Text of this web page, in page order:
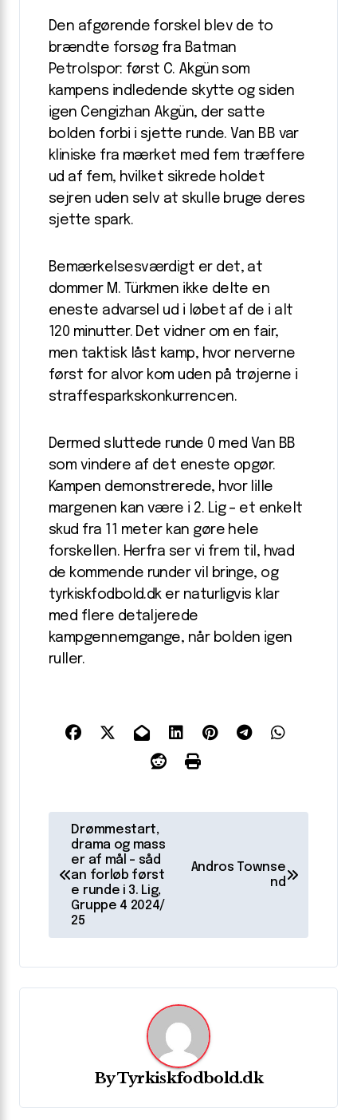
Den afgørende forskel blev de to
brændte forsøg fra Batman
Petrolspor: først C. Akgün som
kampens indledende skytte og siden
igen Cengizhan Akgün, der satte
bolden forbi i sjette runde. Van BB var
kliniske fra mærket med fem træffere
ud af fem, hvilket sikrede holdet
sejren uden selv at skulle bruge deres
sjette spark.
Bemærkelsesværdigt er det, at
dommer M. Türkmen ikke delte en
eneste advarsel ud i løbet af de i alt
120 minutter. Det vidner om en fair,
men taktisk låst kamp, hvor nerverne
først for alvor kom uden på trøjerne i
straffesparkskonkurrencen.
Dermed sluttede runde 0 med Van BB
som vindere af det eneste opgør.
Kampen demonstrerede, hvor lille
margenen kan være i 2. Lig – et enkelt
skud fra 11 meter kan gøre hele
forskellen. Herfra ser vi frem til, hvad
de kommende runder vil bringe, og
tyrkiskfodbold.dk er naturligvis klar
med flere detaljerede
kampgennemgange, når bolden igen
ruller.
d
s
g
Drømmestart,
drama og mass
er af mål – såd
an forløb først
e runde i 3. Lig,
Gruppe 4 2024/
25
Andros Townse
nd
ByTyrkiskfodbold.dk